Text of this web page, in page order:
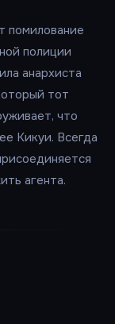
помилование
полиции
анархиста
тот
что
Кикуи. Всегда
агента.